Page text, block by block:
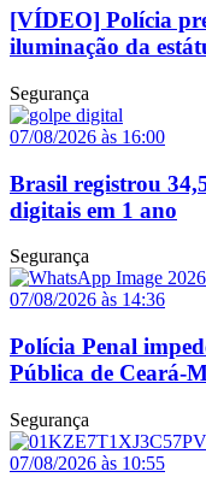
[VÍDEO] Polícia
iluminação da
Segurança
07/08/2026 às 16:00
Brasil registrou
digitais em 1 ano
Segurança
07/08/2026 às 14:36
Polícia Penal
Pública de Ceará-
Segurança
07/08/2026 às 10:55